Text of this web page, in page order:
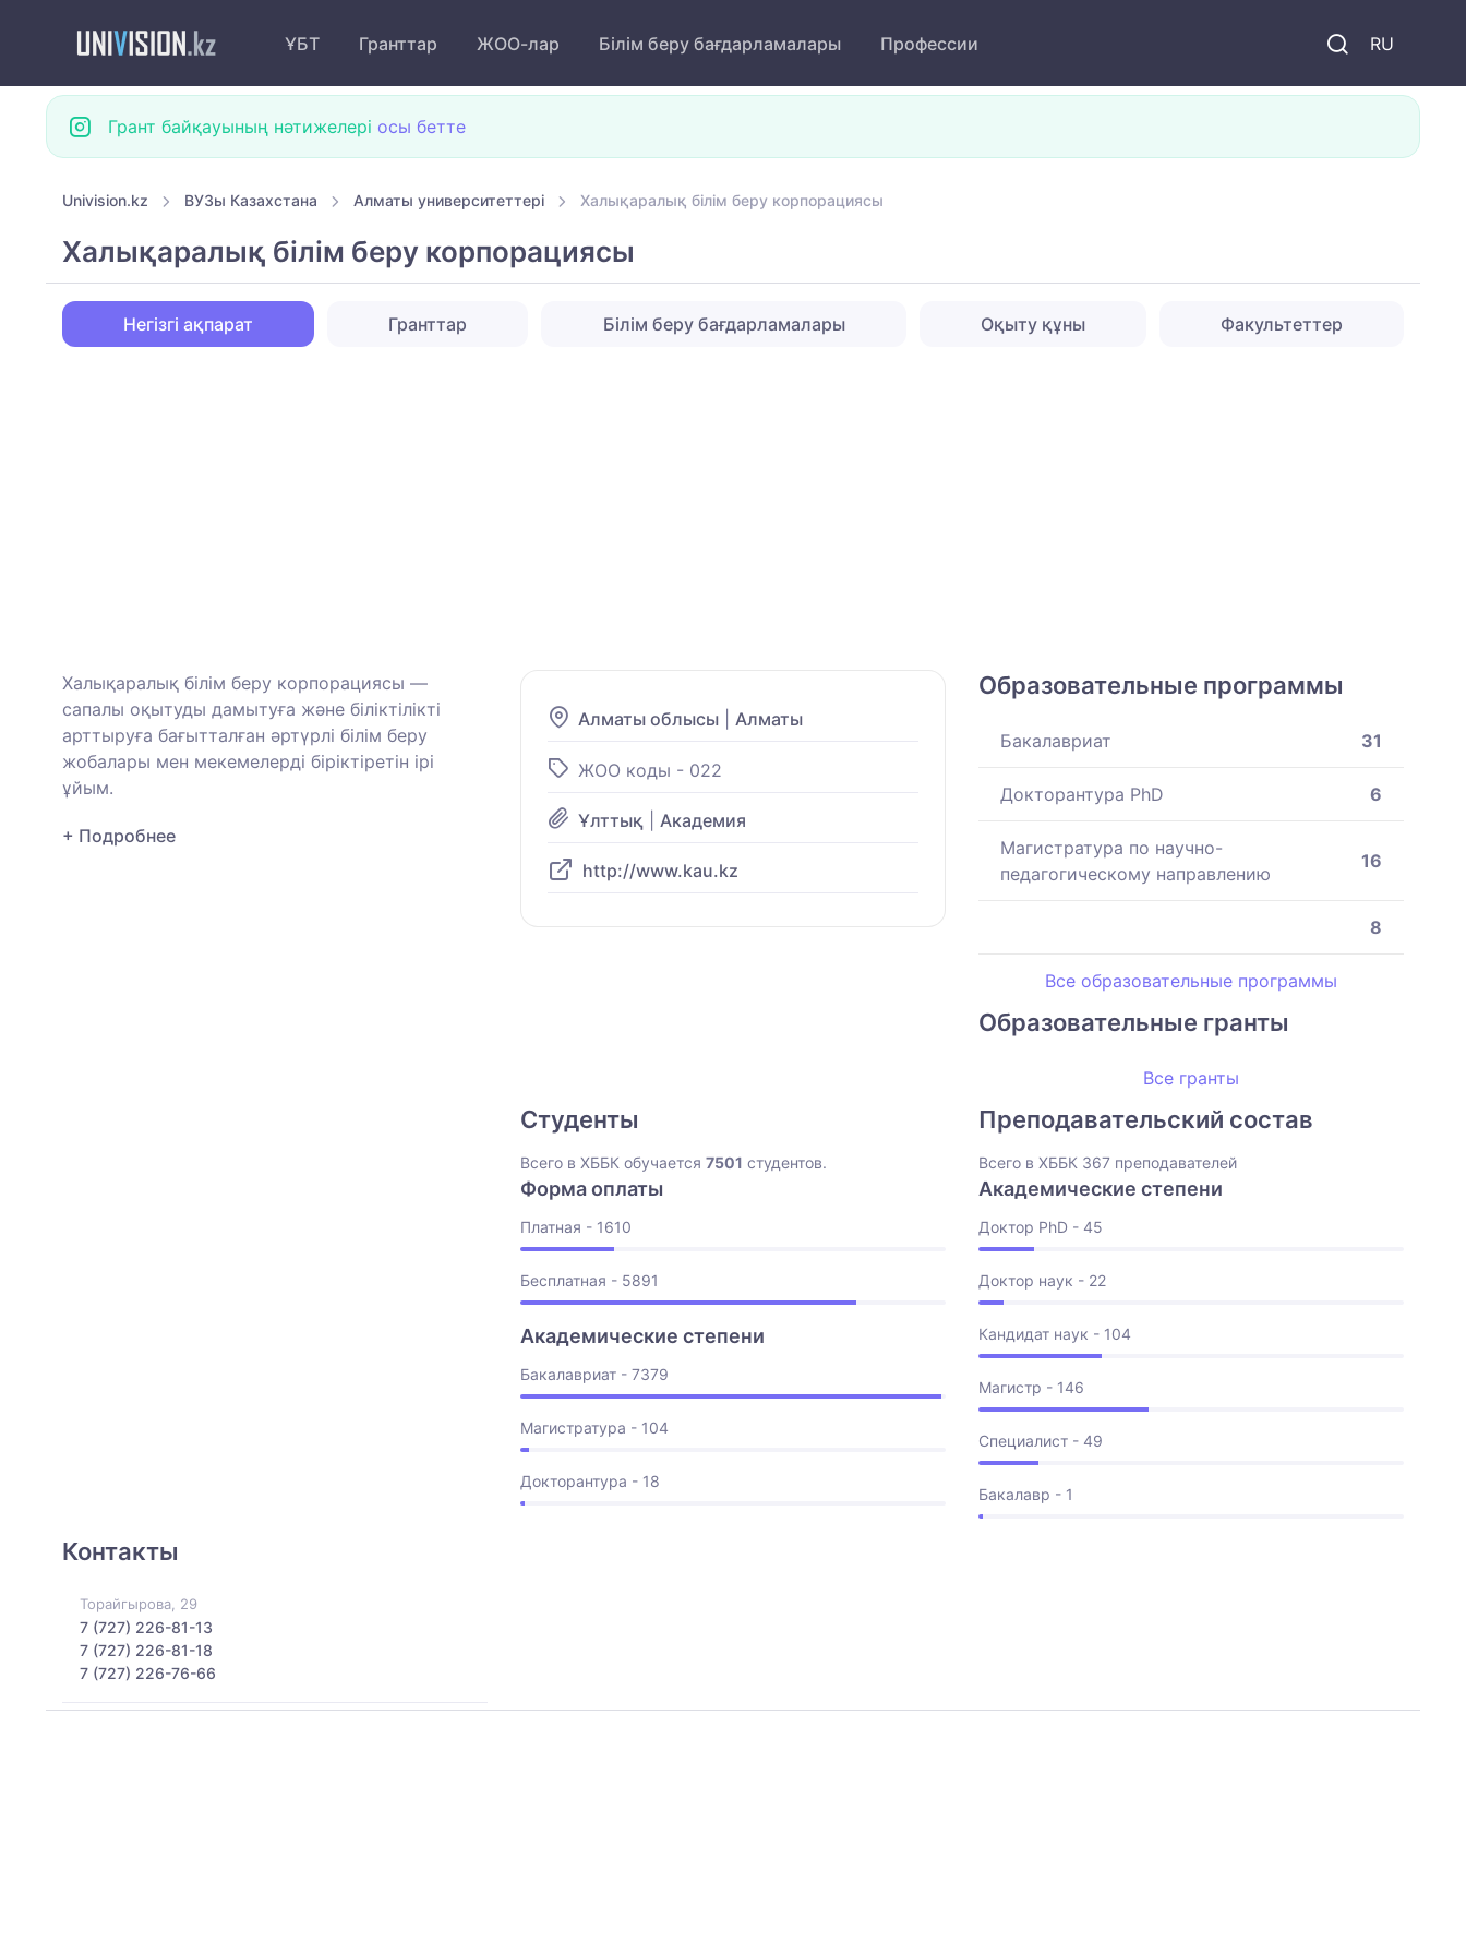
RU
ҰБТ Гранттар ЖОО-лар Білім беру бағдарламалары Профессии
Грант байқауының нәтижелері осы бетте
Univision.kz ВУЗы Казахстана Алматы университеттері Халықаралық білім беру корпорациясы
Халықаралық білім беру корпорациясы
Негізгі ақпарат Гранттар Білім беру бағдарламалары Оқыту құны Факультеттер
Халықаралық білім беру корпорациясы —
сапалы оқытуды дамытуға және біліктілікті
арттыруға бағытталған әртүрлі білім беру
жобалары мен мекемелерді біріктіретін ірі
ұйым.
+ Подробнее
Алматы облысы| Алматы
ЖОО коды - 022
Ұлттық Академия
http://www.kau.kz
Образовательные программы
Бакалавриат 31
Докторантура PhD 6
Магистратура по научно-
педагогическому направлению
16
8
Все образовательные программы
Образовательные гранты
Все гранты
Студенты
Всего в ХББК обучается 7501 студентов.
Форма оплаты
Платная - 1610
Бесплатная - 5891
Академические степени
Бакалавриат - 7379
Магистратура - 104
Докторантура - 18
Преподавательский состав
Всего в ХББК 367 преподавателей
Академические степени
Доктор PhD - 45
Доктор наук - 22
Кандидат наук - 104
Магистр - 146
Специалист - 49
Бакалавр - 1
Контакты
Торайгырова, 29
7 (727) 226-81-13
7 (727) 226-81-18
7 (727) 226-76-66